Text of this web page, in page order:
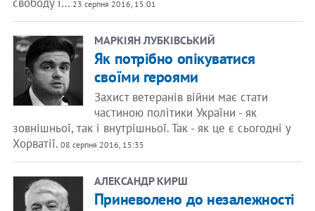
23 серпня 2016, 15:01
МАРКІЯН ЛУБКІВСЬКИЙ
Як потрібно опікуватися
своїми героями
Захист ветеранів війни має стати
частиною політики України - як
зовнішньої, так і внутрішньої. Так - як це є сьогодні у
Хорватії. 08 серпня 2016, 15:35
АЛЕКСАНДР КИРШ
Приневолено до незалежності